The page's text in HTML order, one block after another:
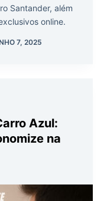
Santander, além
online.
7, 2025
Azul:
na